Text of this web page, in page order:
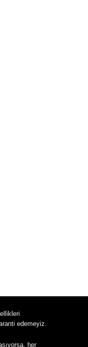
edemeyiz.
her